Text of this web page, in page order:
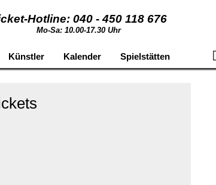
Hotline: 040 - 450 118 676
Mo-Sa: 10.00-17.30 Uhr
Künstler Kalender Spielstätten